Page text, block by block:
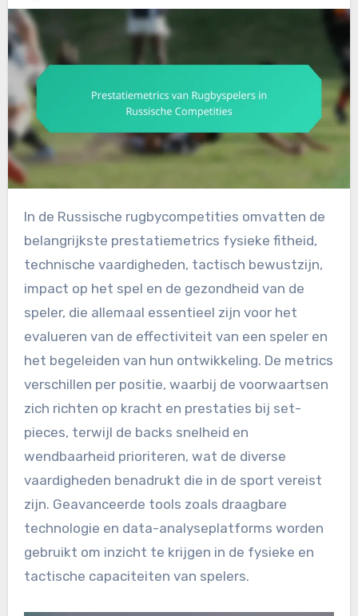
In de Russische rugbycompetities omvatten de
belangrijkste prestatiemetrics fysieke fitheid,
technische vaardigheden, tactisch bewustzijn,
impact op het spel en de gezondheid van de
speler, die allemaal essentieel zijn voor het
evalueren van de effectiviteit van een speler en
het begeleiden van hun ontwikkeling. De metrics
verschillen per positie, waarbij de voorwaartsen
zich richten op kracht en prestaties bij set-
pieces, terwijl de backs snelheid en
wendbaarheid prioriteren, wat de diverse
vaardigheden benadrukt die in de sport vereist
zijn. Geavanceerde tools zoals draagbare
technologie en data-analyseplatforms worden
gebruikt om inzicht te krijgen in de fysieke en
tactische capaciteiten van spelers.